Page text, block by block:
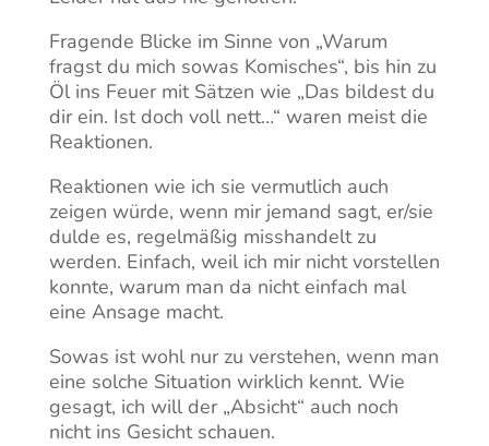
Fragende Blicke im Sinne von „Warum
fragst du mich sowas Komisches“, bis hin zu
Öl ins Feuer mit Sätzen wie „Das bildest du
dir ein. Ist doch voll nett…“ waren meist die
Reaktionen.
Reaktionen wie ich sie vermutlich auch
zeigen würde, wenn mir jemand sagt, er/sie
dulde es, regelmäßig misshandelt zu
werden. Einfach, weil ich mir nicht vorstellen
konnte, warum man da nicht einfach mal
eine Ansage macht.
Sowas ist wohl nur zu verstehen, wenn man
eine solche Situation wirklich kennt. Wie
gesagt, ich will der „Absicht“ auch noch
nicht ins Gesicht schauen.